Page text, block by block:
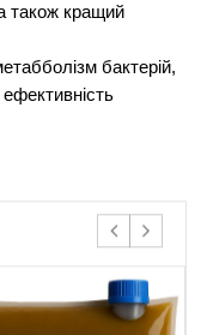
також кращий
бактерій,
ефективність